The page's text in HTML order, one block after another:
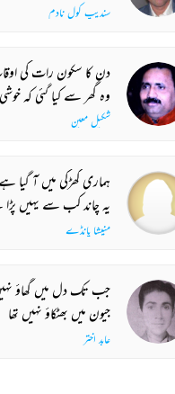
سندیپ کول نادم
دن کا سکون رات کی
وہ گھر سے کیا گئی کہ
شکیل معین
ہماری کھڑکی میں آ گیا ہے
یہ چاند کب سے یہیں
منیشا پانڈے
جب تک دل میں گھاؤ
جیون میں بھٹکاؤ نہیں تھا
عابد اختر